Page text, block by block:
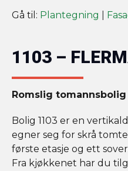
Gå til: Plantegning
1103 –
Romslig
Bolig 1103 er en
egner seg for skrå
første etasje og ett
Fra kjøkkenet har du